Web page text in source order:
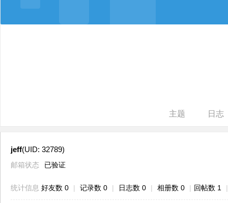
主题 日志
jeff(UID: 32789)
邮箱状态 已验证
统计信息 好友数 0 | 记录数 0 | 日志数 0 | 相册数 0 | 回帖数 1 |